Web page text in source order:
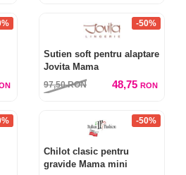
-50%
Sutien soft pentru alaptare
Jovita Mama
97,50RON 48,75 RON
-50%
Chilot clasic pentru
gravide Mama mini